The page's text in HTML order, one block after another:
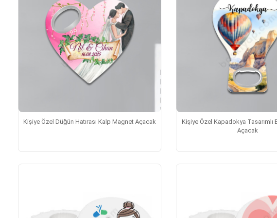
Kişiye Özel Düğün Hatırası Kalp Magnet Açacak
Kişiye Özel Kapadokya Tasarımlı
Açacak